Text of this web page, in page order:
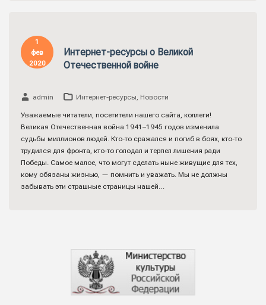
1
фев
2020
Интернет-ресурсы о Великой
Отечественной войне
admin Интернет-ресурсы, Новости
Уважаемые читатели, посетители нашего сайта, коллеги!
Великая Отечественная война 1941–1945 годов изменила
судьбы миллионов людей. Кто-то сражался и погиб в боях, кто-то
трудился для фронта, кто-то голодал и терпел лишения ради
Победы. Самое малое, что могут сделать ныне живущие для тех,
кому обязаны жизнью, — помнить и уважать. Мы не должны
забывать эти страшные страницы нашей…